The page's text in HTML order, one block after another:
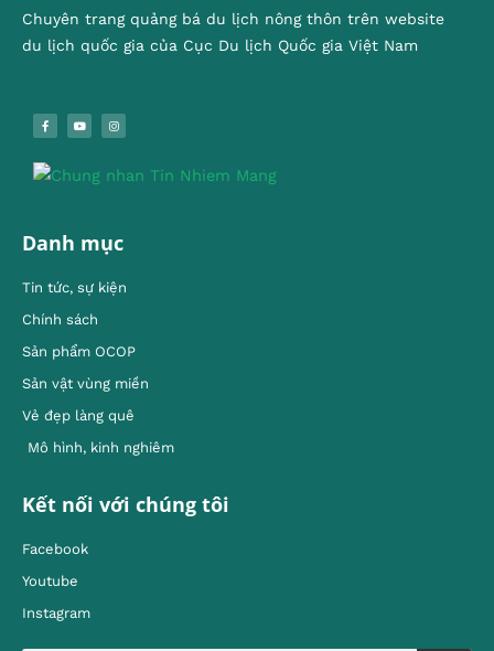
Chuyên trang quảng bá du lịch nông thôn trên website
du lịch quốc gia của Cục Du lịch Quốc gia Việt Nam
Danh mục
Tin tức, sự kiện
Chính sách
Sản phẩm OCOP
Sản vật vùng miền
Vẻ đẹp làng quê
Mô hình, kinh nghiêm
Kết nối với chúng tôi
Facebook
Youtube
Instagram